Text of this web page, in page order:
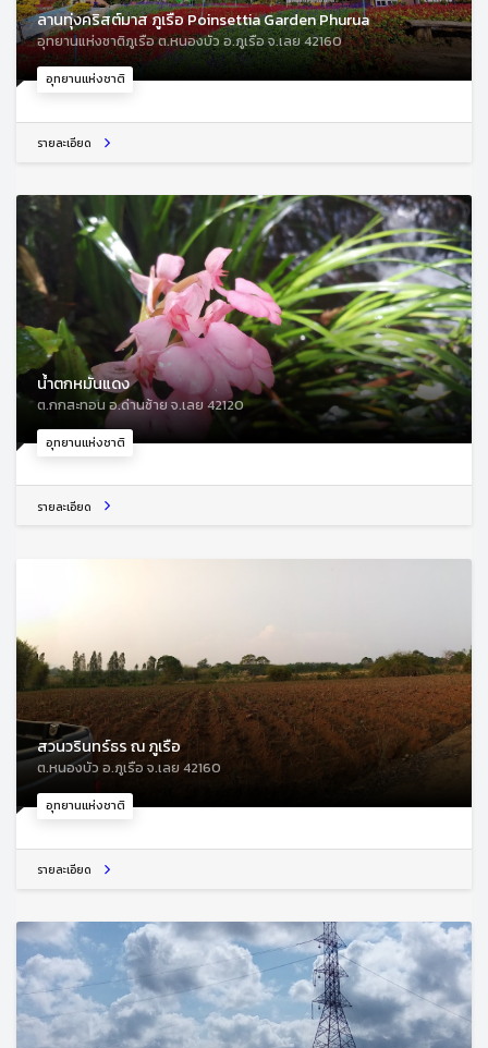
อุทยานแห่งชาติ
ลานทุ่งคริสต์มาส ภูเรือ Poinsettia Garden Phurua
อุทยานแห่งชาติภูเรือ ต.หนองบัว อ.ภูเรือ จ.เลย 42160
รายละเอียด
อุทยานแห่งชาติ
น้ำตกหมันแดง
ต.กกสะทอน อ.ด่านซ้าย จ.เลย 42120
รายละเอียด
อุทยานแห่งชาติ
สวนวรินทร์ธร ณ ภูเรือ
ต.หนองบัว อ.ภูเรือ จ.เลย 42160
รายละเอียด